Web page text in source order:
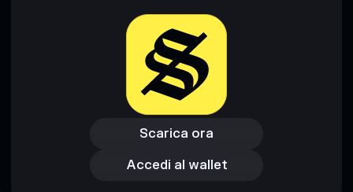
Scarica ora
Scarica ora
Accedi al wallet
Accedi al wallet